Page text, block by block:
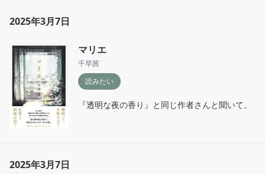
2025年3月7日
マリエ
千早茜
読みたい
『透明な夜の香り』と同じ作者さんと聞いて。
2025年3月7日